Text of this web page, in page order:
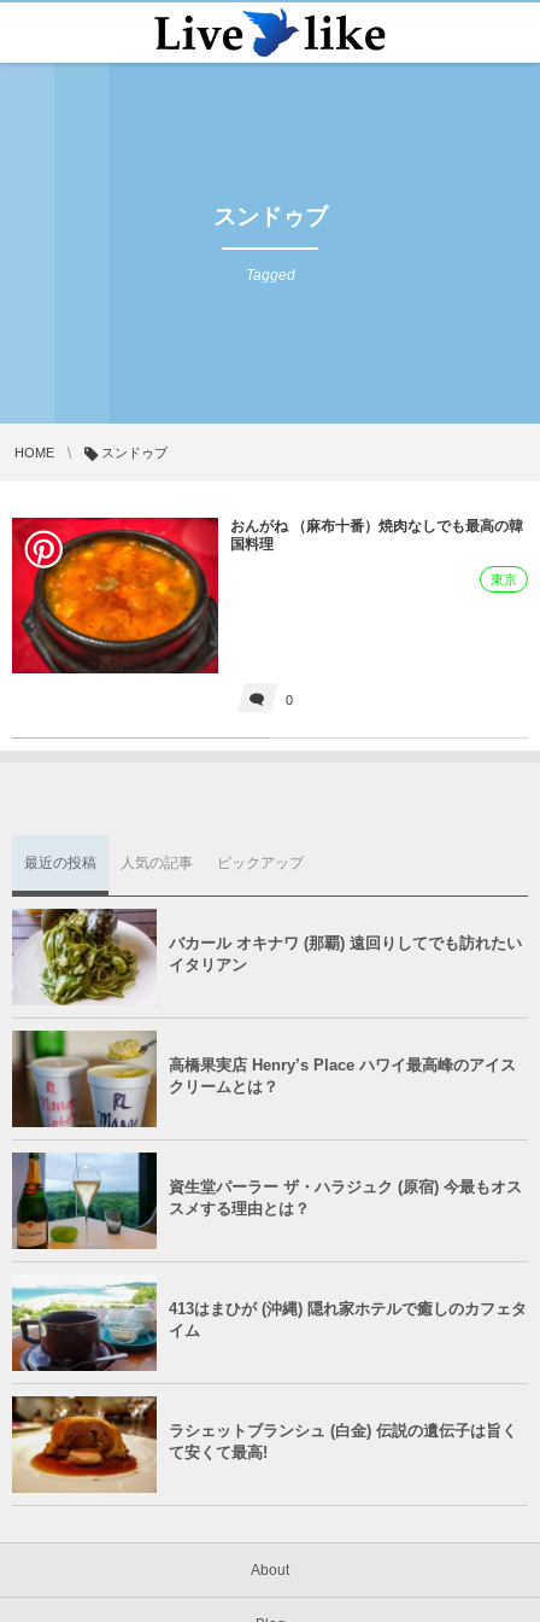
スンドゥブ
Tagged
HOME スンドゥブ
おんがね （麻布十番）焼肉なしでも最高の韓
国料理
東京
0
最近の投稿 人気の記事 ピックアップ
バカール オキナワ (那覇) 遠回りしてでも訪れたい
イタリアン
高橋果実店 Henry’s Place ハワイ最高峰のアイス
クリームとは？
資生堂パーラー ザ・ハラジュク (原宿) 今最もオス
スメする理由とは？
413はまひが (沖縄) 隠れ家ホテルで癒しのカフェタ
イム
ラシェットブランシュ (白金) 伝説の遺伝子は旨く
て安くて最高!
About